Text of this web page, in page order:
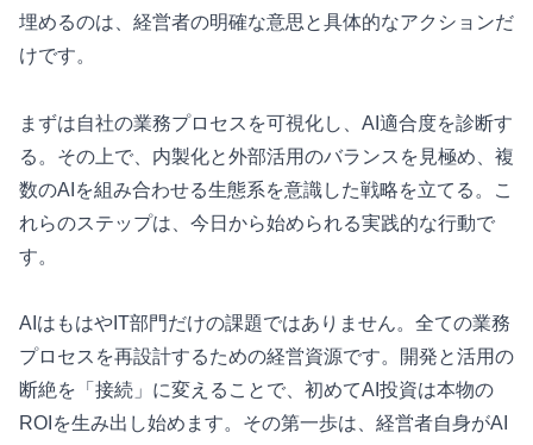
埋めるのは、経営者の明確な意思と具体的なアクションだ
けです。
まずは自社の業務プロセスを可視化し、AI適合度を診断す
る。その上で、内製化と外部活用のバランスを見極め、複
数のAIを組み合わせる生態系を意識した戦略を立てる。こ
れらのステップは、今日から始められる実践的な行動で
す。
AIはもはやIT部門だけの課題ではありません。全ての業務
プロセスを再設計するための経営資源です。開発と活用の
断絶を「接続」に変えることで、初めてAI投資は本物の
ROIを生み出し始めます。その第一歩は、経営者自身がAI